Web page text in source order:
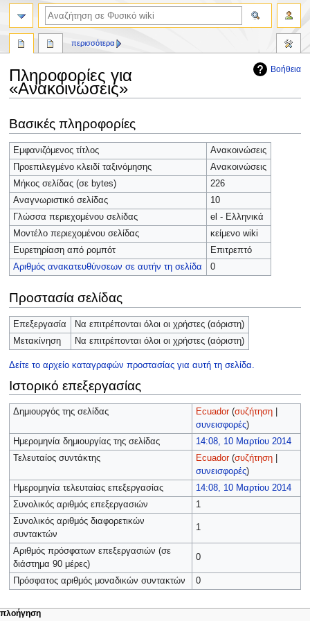
Βοήθεια
Πληροφορίες για
«Ανακοινώσεις»
στην
πλοήγηση
στην
αναζήτηση
Βασικές πληροφορίες
Εμφανιζόμενος τίτλος
Ανακοινώσεις
Προεπιλεγμένο κλειδί ταξινόμησης
Ανακοινώσεις
Μήκος σελίδας (σε bytes)
226
Αναγνωριστικό σελίδας
10
Γλώσσα περιεχομένου σελίδας
el - Ελληνικά
Μοντέλο περιεχομένου σελίδας
κείμενο wiki
Ευρετηρίαση από ρομπότ
Επιτρεπτό
Αριθμός ανακατευθύνσεων σε αυτήν τη σελίδα
0
Προστασία σελίδας
Επεξεργασία
Να επιτρέπονται όλοι οι χρήστες (αόριστη)
Μετακίνηση
Να επιτρέπονται όλοι οι χρήστες (αόριστη)
Δείτε το αρχείο καταγραφών προστασίας για αυτή τη σελίδα.
Ιστορικό επεξεργασίας
Δημιουργός της σελίδας Ecuador (συζήτηση|
συνεισφορές)
Ημερομηνία δημιουργίας της σελίδας
14:08, 10 Μαρτίου 2014
Τελευταίος συντάκτης
Ecuador (συζήτηση|
συνεισφορές)
Ημερομηνία τελευταίας επεξεργασίας
14:08, 10 Μαρτίου 2014
Συνολικός αριθμός επεξεργασιών
1
Συνολικός αριθμός διαφορετικών
συντακτών
1
Αριθμός πρόσφατων επεξεργασιών (σε
διάστημα 90 μέρες)
0
Πρόσφατος αριθμός μοναδικών συντακτών 0
περισσότερα
πλοήγηση